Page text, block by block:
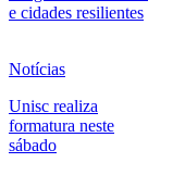
e cidades resilientes
Notícias
Unisc realiza
formatura neste
sábado